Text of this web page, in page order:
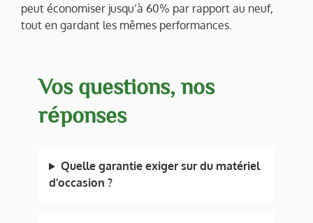
peut économiser jusqu’à 60% par rapport au neuf,
tout en gardant les mêmes performances.
Vos questions, nos
réponses
Quelle garantie exiger sur du matériel
d’occasion ?